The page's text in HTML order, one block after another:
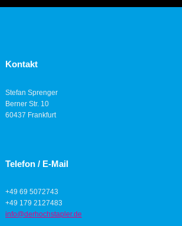
Kontakt
Stefan Sprenger
Berner Str. 10
60437 Frankfurt
Telefon / E-Mail
+49 69 5072743
+49 179 2127483
info@derhochstapler.de